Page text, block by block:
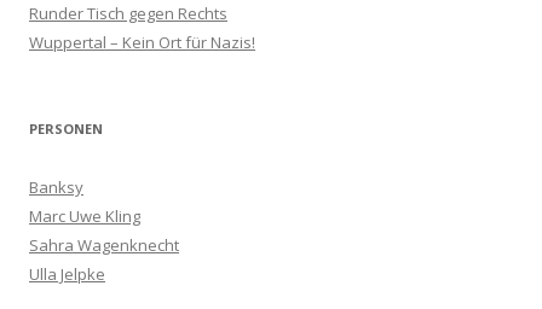
Runder Tisch gegen Rechts
Wuppertal – Kein Ort für Nazis!
PERSONEN
Banksy
Marc Uwe Kling
Sahra Wagenknecht
Ulla Jelpke